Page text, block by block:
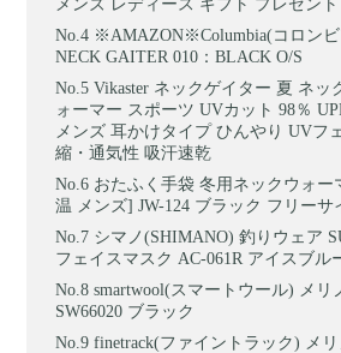
メンズ レディース ギフト プレゼント
※AMAZON※Columbia(コロンビ
NECK GAITER 010：BLACK O/S
Vikaster ネックゲイター 夏 ネッ
ォーマー スポーツ UVカット 98％
メンズ 耳かけタイプ ひんやり UVフ
縮・通気性 吸汗速乾
おたふく手袋 冬用ネックウォー
温 メンズ] JW-124 ブラック フリーサ
シマノ(SHIMANO) 釣りウェア
フェイスマスク AC-061R アイスブル
smartwool(スマートウール) メリ
SW66020 ブラック
finetrack(ファイントラック) メ